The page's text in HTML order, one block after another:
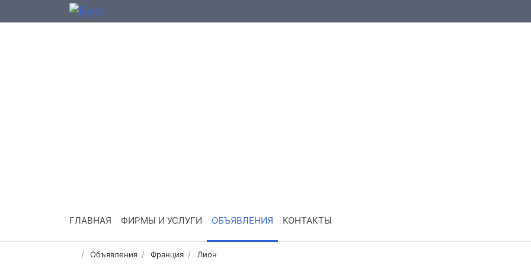
ГЛАВНАЯ ФИРМЫ И УСЛУГИ ОБЪЯВЛЕНИЯ КОНТАКТЫ
Объявления Франция Лион